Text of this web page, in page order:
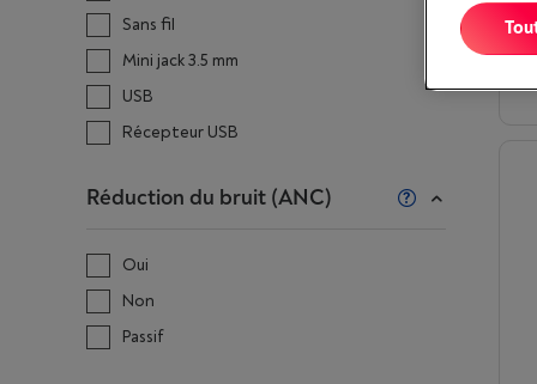
Sans fil
Mini jack 3.5 mm
USB
Récepteur USB
Réduction du bruit (ANC)
Oui
Non
Passif